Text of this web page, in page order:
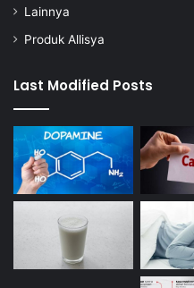
Lainnya
Produk Allisya
Last Modified Posts